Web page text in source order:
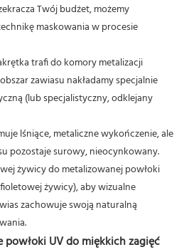
Twój budżet, możemy
maskowania w procesie
trafi do komory metalizacji
zawiasu nakładamy specjalnie
(lub specjalistyczny, odklejany
lśniące, metaliczne wykończenie, ale
pozostaje surowy, nieocynkowany.
żywicy do metalizowanej powłoki
żywicy), aby wizualne
zachowuje swoją naturalną
powłoki UV do miękkich zagięć